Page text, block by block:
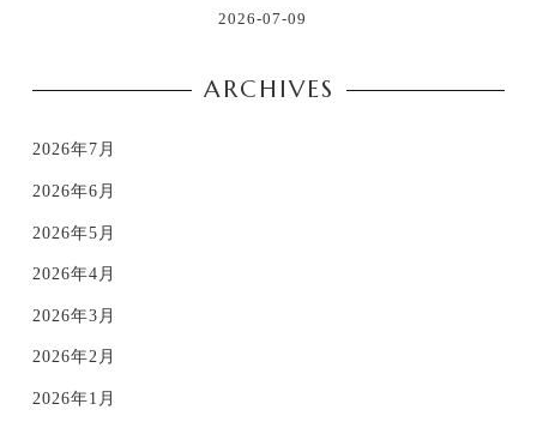
2026-07-09
ARCHIVES
2026年7月
2026年6月
2026年5月
2026年4月
2026年3月
2026年2月
2026年1月